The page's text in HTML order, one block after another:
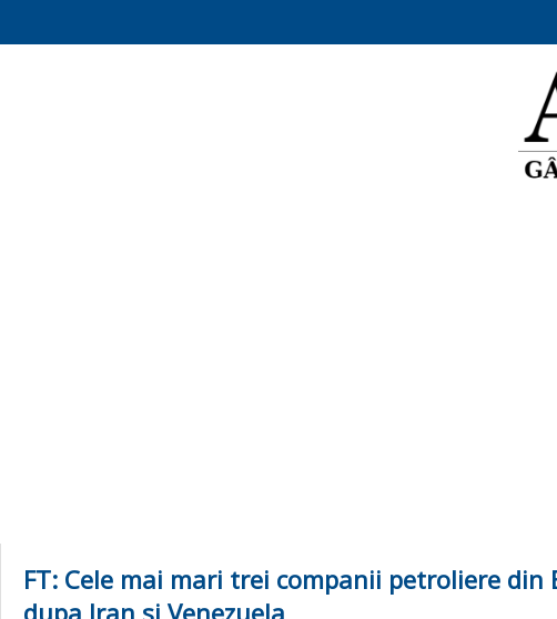
FT: Cele mai mari trei companii petroliere
dupa Iran si Venezuela